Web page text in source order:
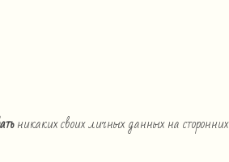
никаких своих личных данных на сторонних